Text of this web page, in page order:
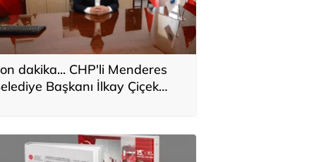
dakika... CHP'li Menderes
Başkanı İlkay Çiçek